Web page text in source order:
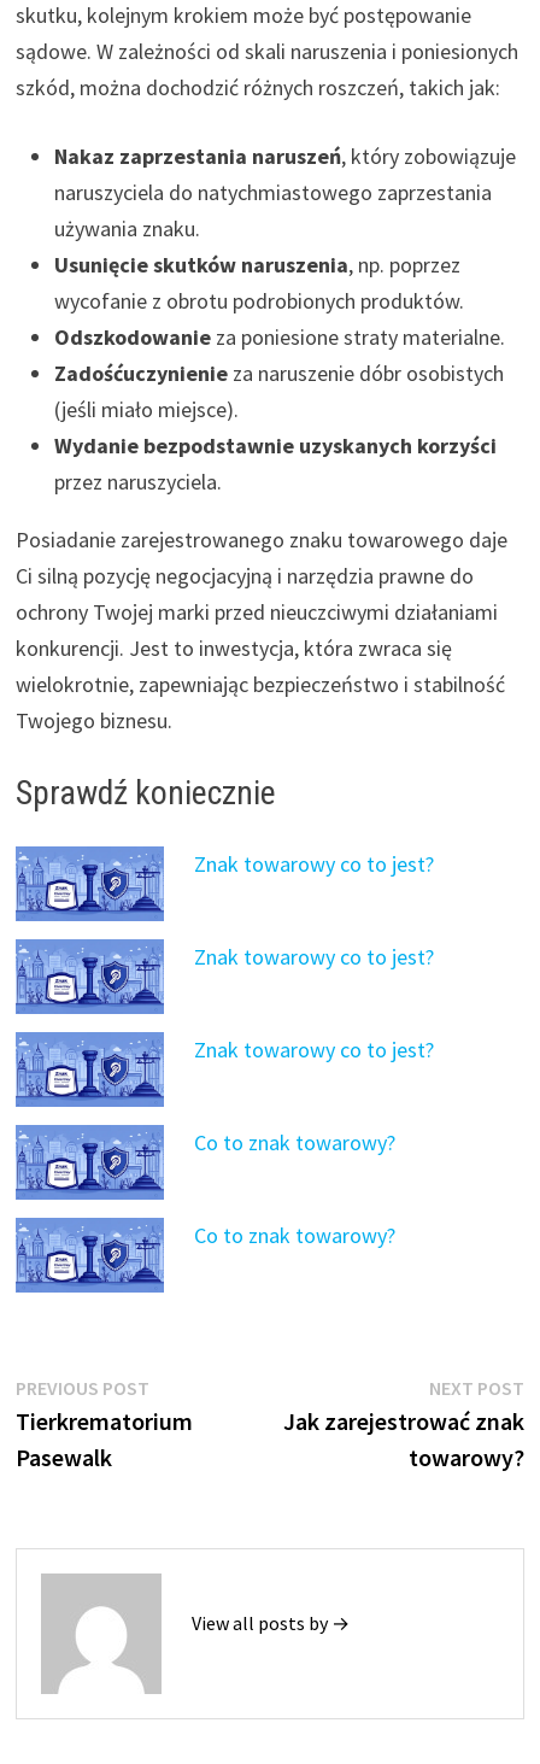
skutku, kolejnym krokiem może być postępowanie
sądowe. W zależności od skali naruszenia i poniesionych
szkód, można dochodzić różnych roszczeń, takich jak:
Nakaz zaprzestania naruszeń, który zobowiązuje
naruszyciela do natychmiastowego zaprzestania
używania znaku.
Usunięcie skutków naruszenia, np. poprzez
wycofanie z obrotu podrobionych produktów.
Odszkodowanieza poniesione straty materialne.
Zadośćuczynienieza naruszenie dóbr osobistych
(jeśli miało miejsce).
Wydanie bezpodstawnie uzyskanych korzyści
przez naruszyciela.
Posiadanie zarejestrowanego znaku towarowego daje
Ci silną pozycję negocjacyjną i narzędzia prawne do
ochrony Twojej marki przed nieuczciwymi działaniami
konkurencji. Jest to inwestycja, która zwraca się
wielokrotnie, zapewniając bezpieczeństwo i stabilność
Twojego biznesu.
Sprawdź koniecznie
Znak towarowy co to jest?
Znak towarowy co to jest?
Znak towarowy co to jest?
Co to znak towarowy?
Co to znak towarowy?
Nawigacja
wpisu
PREVIOUS POSTPrevious
post:
Tierkrematorium
Pasewalk
NEXT POST
Jak zarejestrować znak
towarowy?
View all posts by →